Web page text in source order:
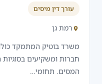
עורך דין מיסים
רמת גן
משרד בוטיק המתמקד כולו
חברות ומשקיעים
המסים. תחומי…